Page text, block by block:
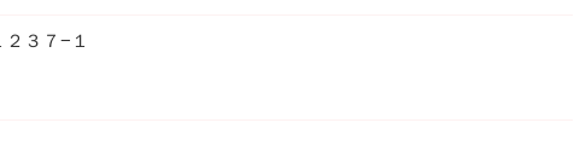
３７−１